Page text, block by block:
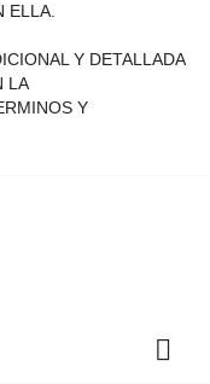
ELLA.
Y DETALLADA
LA
Y
